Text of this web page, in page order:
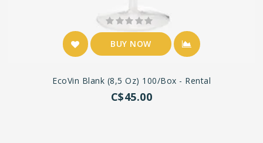
BUY NOW
EcoVin Blank (8,5 Oz) 100/box - Rental
C$45.00